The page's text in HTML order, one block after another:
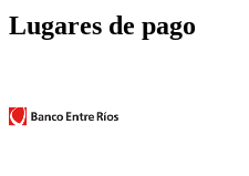
Lugares de pago